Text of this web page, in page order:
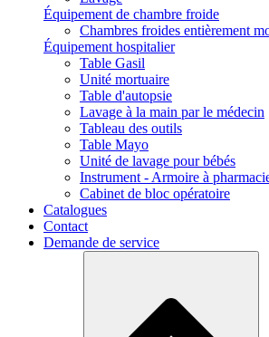
Équipement de chambre froide
Chambres froides entièrement
Équipement hospitalier
Table Gasil
Unité mortuaire
Table d'autopsie
Lavage à la main par le médecin
Tableau des outils
Table Mayo
Unité de lavage pour bébés
Instrument - Armoire à
Cabinet de bloc opératoire
Catalogues
Contact
Demande de service